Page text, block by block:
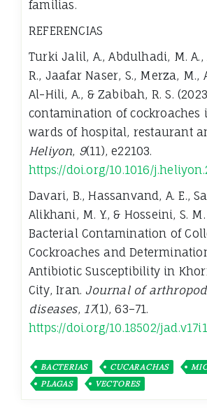
familias.
REFERENCIAS
Turki Jalil, A., Abdulhadi, M. A.,
R., Jaafar Naser, S., Merza, M.,
Al-Hili, A., & Zabibah, R. S.
contamination of cockroaches
wards of hospital, restaurant
Heliyon, 9(11), e22103.
https://doi.org/10.1016/
Davari, B., Hassanvand, A. E.,
Alikhani, M. Y., & Hosseini, S. M.
Bacterial Contamination of
Cockroaches and
Antibiotic Susceptibility in
City, Iran. Journal of
diseases, 17(1), 63–71.
https://doi.org/10.18502/
BACTERIAS CUCARACHAS
PLAGAS
VECTORES